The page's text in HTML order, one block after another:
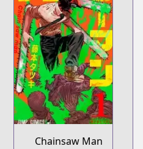
Chainsaw Man